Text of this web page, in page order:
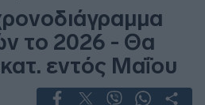
το 2026 - Θα
εντός Μαΐου